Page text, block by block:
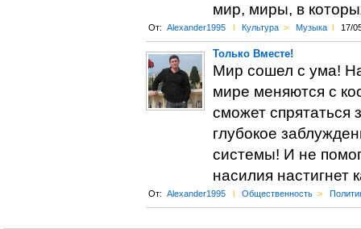
мир, миры, в
От: Alexander1995 l Культура > Музыка l 17/
Только Вместе!
Мир сошел с ума!
мире меняются с
сможет спрятаться
глубокое
системы! И не
насилия настигнет
От: Alexander1995 l Общественность >